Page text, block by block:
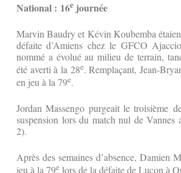
National : 16e journée
Marvin Baudry et Kévin Koubemba
défaite d’Amiens chez le GFCO
nommé a évolué au milieu de terrain,
été averti à la 28e. Remplaçant, Jean-
en jeu à la 79e.
Jordan Massengo purgeait le troisième
suspension lors du match nul de Vannes
2).
Après des semaines d’absence, Damien
jeu à la 79e lors de la défaite de Luçon à